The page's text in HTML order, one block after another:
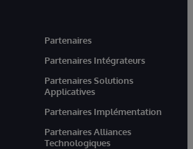
Partenaires
Partenaires Intégrateurs
Partenaires Solutions
Applicatives
Partenaires Implémentation
Partenaires Alliances
Technologiques